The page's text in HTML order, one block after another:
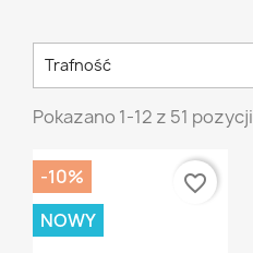
Trafność
Pokazano 1-12 z 51 pozycji
-10%
NOWY
favorite_border